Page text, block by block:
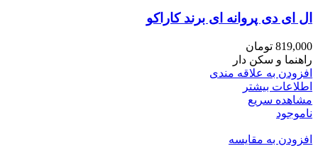
ال ای دی پروانه ای برند کاراکو
819,000 تومان
راهنما و سکن دار
افزودن به علاقه مندی
اطلاعات بیشتر
مشاهده سریع
ناموجود
افزودن به مقایسه